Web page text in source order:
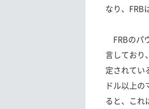
なり、FRB
FRBのパ
言しており
定されてい
ドル以上
ると、これ